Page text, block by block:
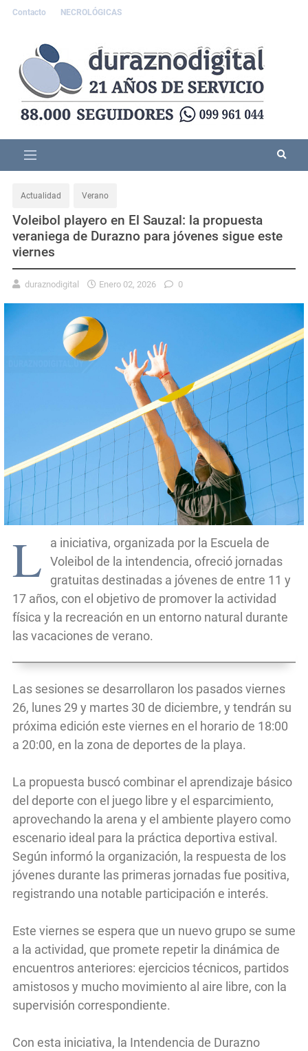
Contacto NECROLÓGICAS
Actualidad Verano
Voleibol playero en El Sauzal: la propuesta
veraniega de Durazno para jóvenes sigue este
viernes
duraznodigital Enero 02, 2026 0
L
a iniciativa, organizada por la Escuela de
Voleibol de la intendencia, ofreció jornadas
gratuitas destinadas a jóvenes de entre 11 y
17 años, con el objetivo de promover la actividad
física y la recreación en un entorno natural durante
las vacaciones de verano.
Las sesiones se desarrollaron los pasados viernes
26, lunes 29 y martes 30 de diciembre, y tendrán su
próxima edición este viernes en el horario de 18:00
a 20:00, en la zona de deportes de la playa.
La propuesta buscó combinar el aprendizaje básico
del deporte con el juego libre y el esparcimiento,
aprovechando la arena y el ambiente playero como
escenario ideal para la práctica deportiva estival.
Según informó la organización, la respuesta de los
jóvenes durante las primeras jornadas fue positiva,
registrando una notable participación e interés.
Este viernes se espera que un nuevo grupo se sume
a la actividad, que promete repetir la dinámica de
encuentros anteriores: ejercicios técnicos, partidos
amistosos y mucho movimiento al aire libre, con la
supervisión correspondiente.
Con esta iniciativa, la Intendencia de Durazno